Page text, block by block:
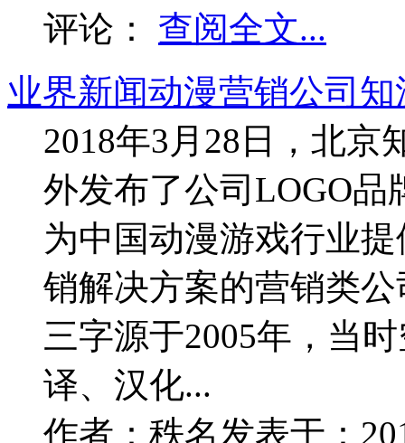
评论：
查阅全文...
业界新闻动漫营销公司
2018年3月28日，北京
外发布了公司LOGO
为中国动漫游戏行业
销解决方案的营销类
三字源于2005年，当
译、汉化...
作者： 秩名发表于：